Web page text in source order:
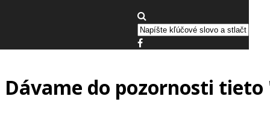
Dávame do pozornosti tieto